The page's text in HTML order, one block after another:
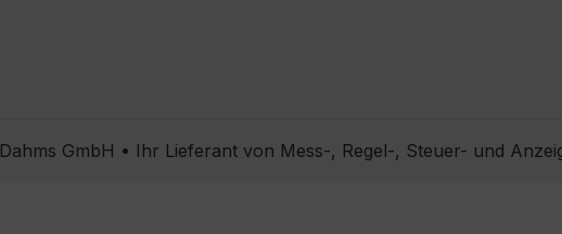
Dahms GmbH • Ihr Lieferant von Mess-, Regel-, Steuer- und